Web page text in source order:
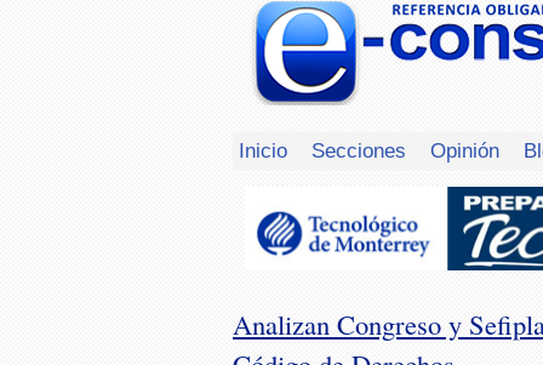
Inicio Secciones Opinión
Analizan Congreso y